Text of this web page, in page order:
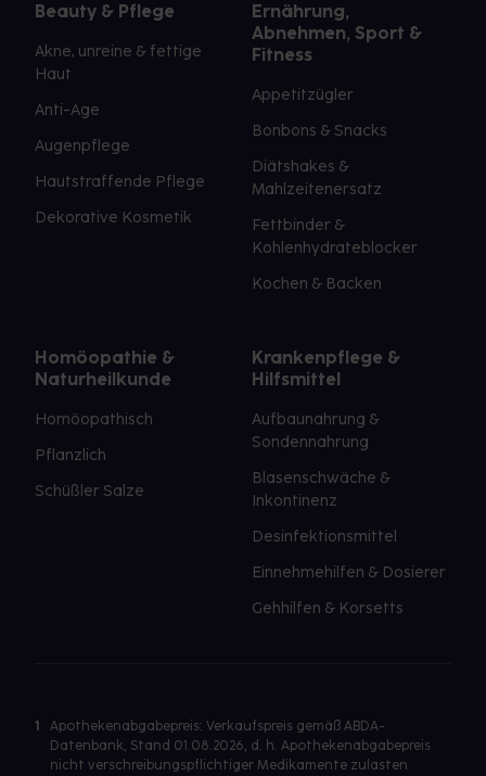
Beauty & Pflege
Akne, unreine & fettige
Haut
Anti-Age
Augenpflege
Hautstraffende Pflege
Dekorative Kosmetik
Ernährung,
Abnehmen, Sport &
Fitness
Appetitzügler
Bonbons & Snacks
Diätshakes &
Mahlzeitenersatz
Fettbinder &
Kohlenhydrateblocker
Kochen & Backen
Homöopathie &
Naturheilkunde
Homöopathisch
Pflanzlich
Schüßler Salze
Krankenpflege &
Hilfsmittel
Aufbaunahrung &
Sondennahrung
Blasenschwäche &
Inkontinenz
Desinfektionsmittel
Einnehmehilfen & Dosierer
Gehhilfen & Korsetts
1
Apothekenabgabepreis: Verkaufspreis gemäß ABDA-
Datenbank, Stand 01.08.2026, d. h. Apothekenabgabepreis
nicht verschreibungspflichtiger Medikamente zulasten